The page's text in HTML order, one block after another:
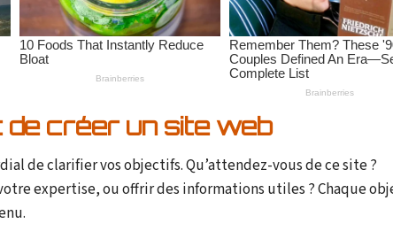
créer un site web
de clarifier vos objectifs. Qu’attendez-vous de ce site ?
expertise, ou offrir des informations utiles ? Chaque